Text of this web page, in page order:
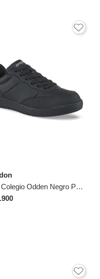
Tenis Colegio Odden Negro Para Hombre Y Mujer Croydon